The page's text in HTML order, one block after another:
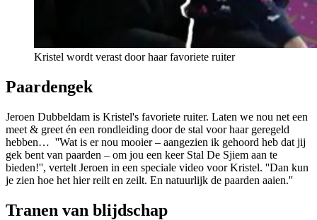
Kristel wordt verast door haar favoriete ruiter
Paardengek
Jeroen Dubbeldam is Kristel's favoriete ruiter. Laten we nou net een
meet & greet én een rondleiding door de stal voor haar geregeld
hebben… ''Wat is er nou mooier – aangezien ik gehoord heb dat jij
gek bent van paarden – om jou een keer Stal De Sjiem aan te
bieden!'', vertelt Jeroen in een speciale video voor Kristel. ''Dan kun
je zien hoe het hier reilt en zeilt. En natuurlijk de paarden aaien.''
Tranen van blijdschap